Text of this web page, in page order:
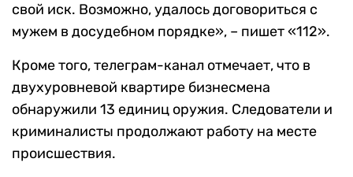
свой иск. Возможно, удалось договориться с
мужем в досудебном порядке», – пишет «112».
Кроме того, телеграм-канал отмечает, что в
двухуровневой квартире бизнесмена
обнаружили 13 единиц оружия. Следователи и
криминалисты продолжают работу на месте
происшествия.